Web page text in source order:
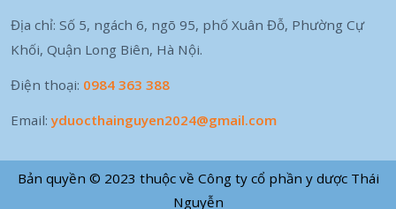
Địa chỉ: Số 5, ngách 6, ngõ 95, phố Xuân Đỗ, Phường Cự
Khối, Quận Long Biên, Hà Nội.
Điện thoại: 0984 363 388
Email:yduocthainguyen2024@gmail.com
Bản quyền © 2023 thuộc về Công ty cổ phần y dược Thái
Nguyễn